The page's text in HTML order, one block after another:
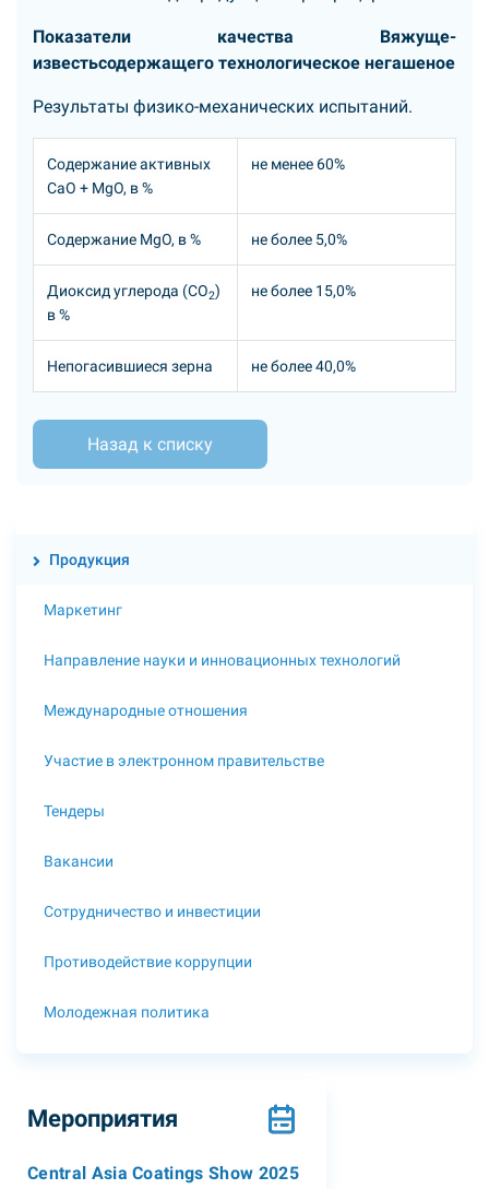
Показатели качества Вяжуще-
известьсодержащего технологическое негашеное
Результаты физико-механических испытаний.
Содержание активных
СаО + МgO, в %
не менее 60%
Содержание MgO, в % не более 5,0%
Диоксид углерода (СО2)
в %
не более 15,0%
Непогасившиеся зерна не более 40,0%
Назад к списку
Продукция
Маркетинг
Направление науки и инновационных технологий
Международные отношения
Участие в электронном правительстве
Тендеры
Вакансии
Сотрудничество и инвестиции
Противодействие коррупции
Молодежная политика
Мероприятия
Central Asia Coatings Show 2025